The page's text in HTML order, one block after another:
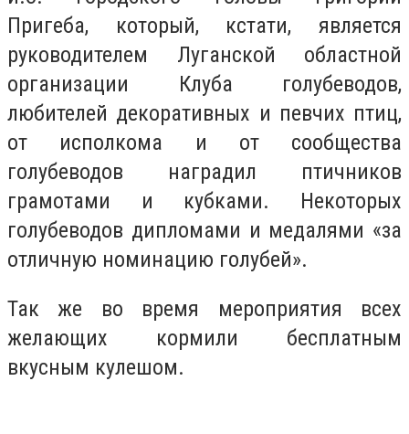
Пригеба, который, кстати, является
руководителем Луганской областной
организации Клуба голубеводов,
любителей декоративных и певчих птиц,
от исполкома и от сообщества
голубеводов наградил птичников
грамотами и кубками. Некоторых
голубеводов дипломами и медалями «за
отличную номинацию голубей».
Так же во время мероприятия всех
желающих кормили бесплатным
вкусным кулешом.